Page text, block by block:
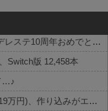
【祝】 シンデレラガールズ13周年！デレステ10周年おめでとう！ガチャ更新SSR八神マキノ・イベントSRイヴ、SR望月聖！
Switch版 12,458本
…♪
【画像】 キャミイの最新フィギュア(19万円)、作り込みがエグすぎるｗｗｗｗｗ